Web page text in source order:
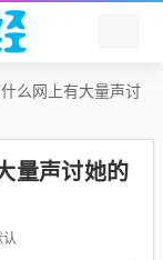
么网上有大量声讨
量声讨她的